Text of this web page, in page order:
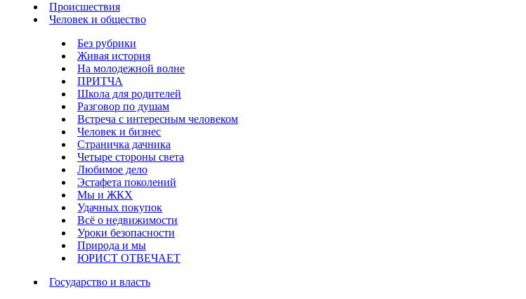
Происшествия
Человек и общество
Без рубрики
Живая история
На молодежной волне
ПРИТЧА
Школа для родителей
Разговор по душам
Встреча с интересным человеком
Человек и бизнес
Страничка дачника
Четыре стороны света
Любимое дело
Эстафета поколений
Мы и ЖКХ
Удачных покупок
Всё о недвижимости
Уроки безопасности
Природа и мы
ЮРИСТ ОТВЕЧАЕТ
Государство и власть